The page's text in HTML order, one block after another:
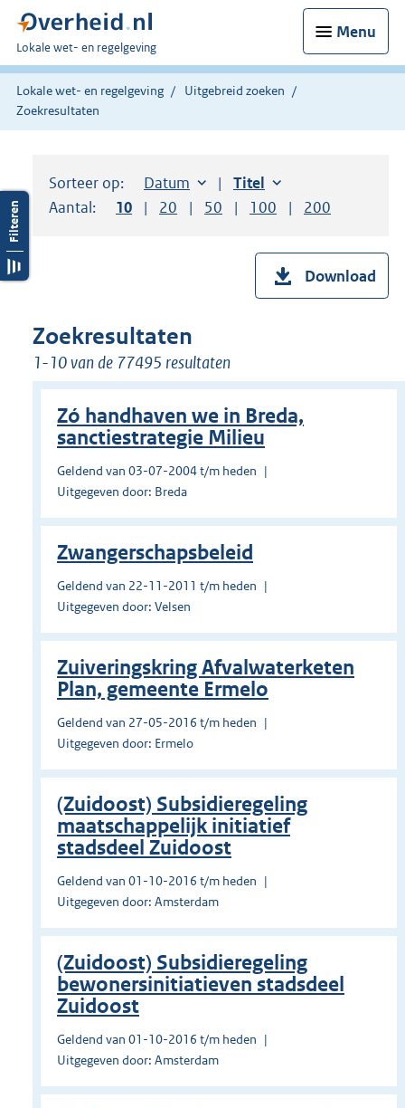
Menu
U
bent
hier:
Lokale wet- en regelgeving
Lokale wet- en regelgeving
Uitgebreid zoeken
Zoekresultaten
Sorteer op: Sorteer op:
Datum aflopendSorteer op:
Titel oplopend
Aantal:
Toon
10 resultaten per pagina
Toon
20 resultaten per pagina
Toon
50 resultaten per pagina
Toon
100 resultaten per
Toon
200
Download
Zoekresultaten
1-10 van de 77495 resultaten
Zó handhaven we in Breda,
sanctiestrategie Milieu
Geldend van 03-07-2004 t/m heden
Uitgegeven door: Breda
Zwangerschapsbeleid
Geldend van 22-11-2011 t/m heden
Uitgegeven door: Velsen
Zuiveringskring Afvalwaterketen
Plan, gemeente Ermelo
Geldend van 27-05-2016 t/m heden
Uitgegeven door: Ermelo
(Zuidoost) Subsidieregeling
maatschappelijk initiatief
stadsdeel Zuidoost
Geldend van 01-10-2016 t/m heden
Uitgegeven door: Amsterdam
(Zuidoost) Subsidieregeling
bewonersinitiatieven stadsdeel
Zuidoost
Geldend van 01-10-2016 t/m heden
Uitgegeven door: Amsterdam